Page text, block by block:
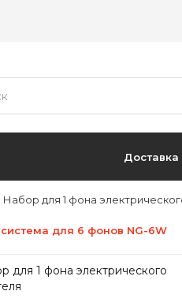
Доставка
Набор для 1 фона
для 6 фонов NG-6W